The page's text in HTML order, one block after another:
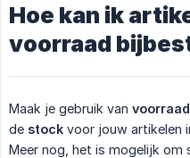
Hoe kan ik
voorraad
Maak je gebruik van
de stock voor jouw artikelen
Meer nog, het is mogelijk om